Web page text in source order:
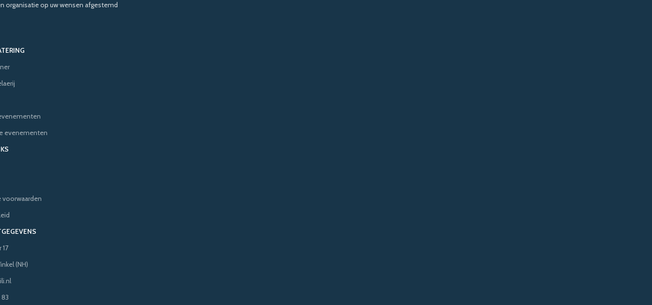
organisatie op uw wensen afgestemd
evenementen
voorwaarden
(NH)
83